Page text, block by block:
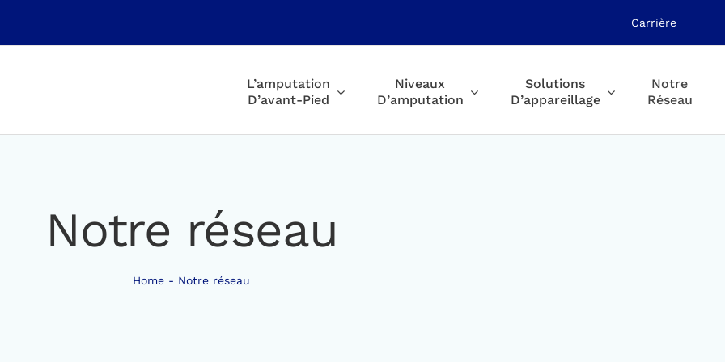
Carrière
L’amputation
D’avant-Pied
Niveaux
D’amputation
Solutions
D’appareillage
Notre
Réseau
Notre réseau
Home Notre réseau